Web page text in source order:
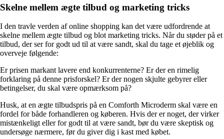
Skelne mellem ægte tilbud og marketing tricks
I den travle verden af ​​online shopping kan det være udfordrende at
skelne mellem ægte tilbud og blot marketing tricks. Når du støder på et
tilbud, der ser for godt ud til at være sandt, skal du tage et øjeblik og
overveje følgende:
Er prisen markant lavere end konkurrenterne? Er der en rimelig
forklaring på denne prisforskel? Er der nogen skjulte gebyrer eller
betingelser, du skal være opmærksom på?
Husk, at en ægte tilbudspris på en Comforth Microderm skal være en
fordel for både forhandleren og køberen. Hvis der er noget, der virker
mistænkeligt eller for godt til at være sandt, bør du være skeptisk og
undersøge nærmere, før du giver dig i kast med købet.